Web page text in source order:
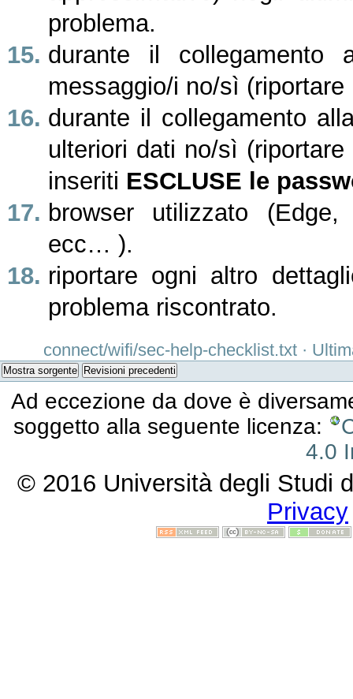
problema.
durante il collegamento
messaggio/i no/sì (riportare
durante il collegamento
ulteriori dati no/sì
inseriti ESCLUSE le
browser utilizzato
ecc… ).
riportare ogni altro
problema riscontrato.
connect/wifi/sec-help-checklist.txt ·
Mostra sorgente Revisioni precedenti
Ad eccezione da dove è
soggetto alla seguente licenza:
4.0
© 2016 Università degli Studi
Privacy